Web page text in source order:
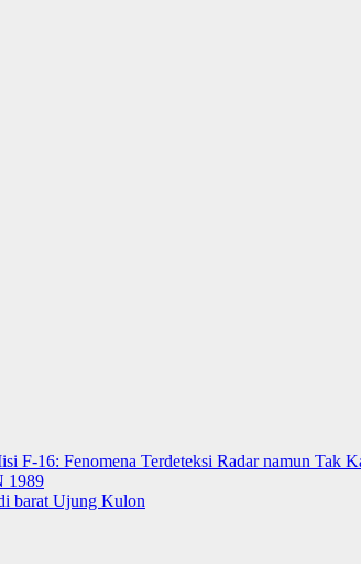
F-16: Fenomena Terdeteksi Radar namun Tak
1989
barat Ujung Kulon